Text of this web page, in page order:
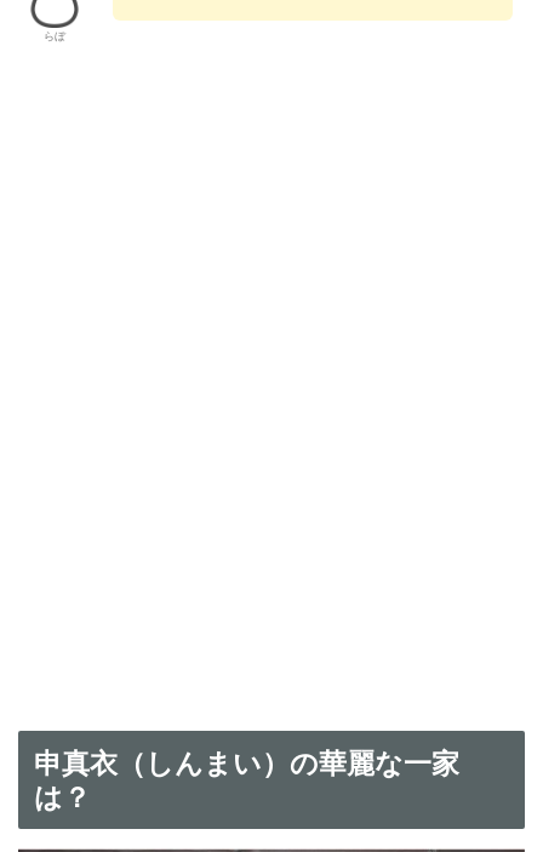
らぼ
申真衣（しんまい）の華麗な一家
は？